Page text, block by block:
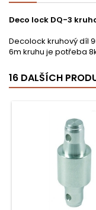
Deco lock DQ-3
Decolock kruhový díl
6m kruhu je potřeba
16 DALŠÍCH